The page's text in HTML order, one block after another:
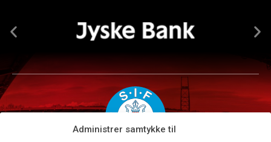
Administrer samtykke til